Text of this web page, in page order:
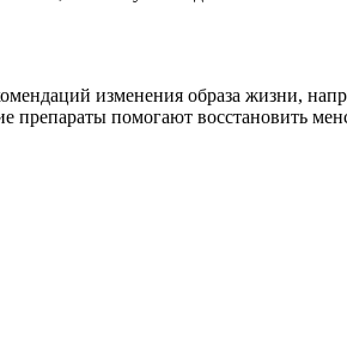
изменения образа жизни,
помогают восстановить